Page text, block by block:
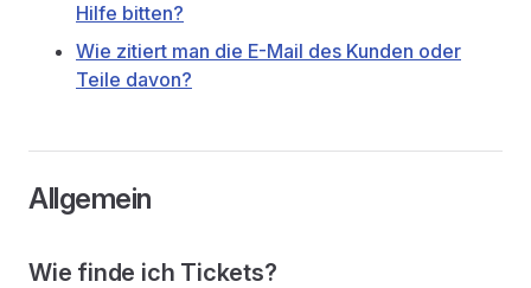
Hilfe bitten?
Wie zitiert man die E-Mail des Kunden oder
Teile davon?
Allgemein
Wie finde ich Tickets?